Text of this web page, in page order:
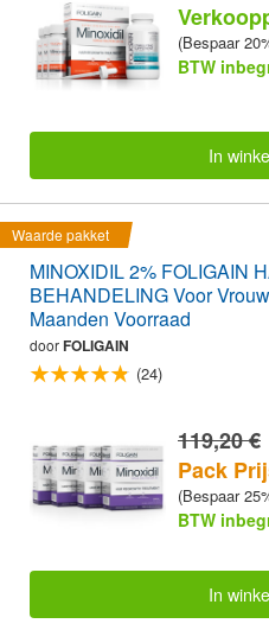
(Bespaar
BTW
In
Waarde pakket
MINOXIDIL 2% FOLIGAIN
BEHANDELING Voor
Maanden Voorraad
doorFOLIGAIN
(24)
119,20 €
Pack
(Bespaar
BTW
In